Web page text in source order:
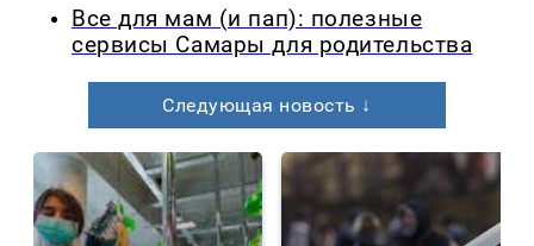
Все для мам (и пап): полезные
сервисы Самары для родительства
Следующая новость ↓